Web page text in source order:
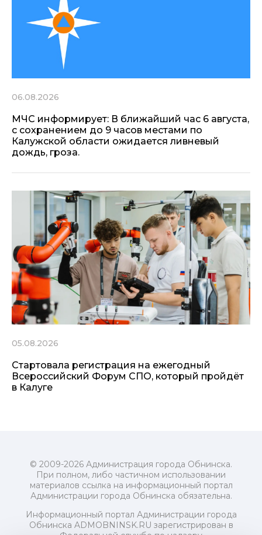
06.08.2026
МЧС информирует: В ближайший час 6 августа,
с сохранением до 9 часов местами по
Калужской области ожидается ливневый
дождь, гроза.
05.08.2026
Стартовала регистрация на ежегодный
Всероссийский Форум СПО, который пройдёт
в Калуге
© 2009-2026 Администрация города Обнинска.
При полном, либо частичном использовании
материалов ссылка на информационный портал
Администрации города Обнинска обязательна.
Информационный портал Администрации города
Обнинска ADMOBNINSK.RU зарегистрирован в